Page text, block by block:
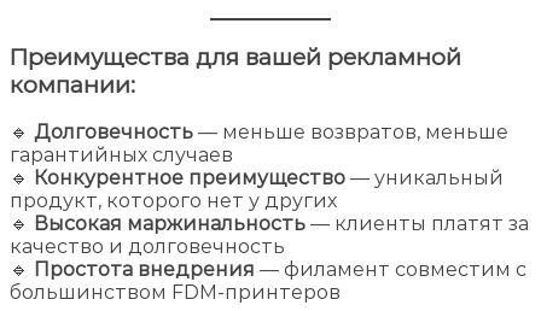
Преимущества для вашей рекламной
компании:
🔹 Долговечность — меньше возвратов, меньше
гарантийных случаев
🔹 Конкурентное преимущество — уникальный
продукт, которого нет у других
🔹 Высокая маржинальность — клиенты платят за
качество и долговечность
🔹 Простота внедрения — филамент совместим с
большинством FDM-принтеров